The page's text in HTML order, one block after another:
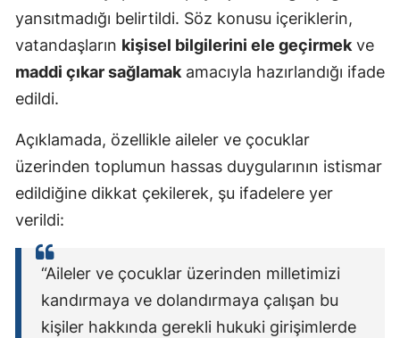
yansıtmadığı belirtildi. Söz konusu içeriklerin,
vatandaşların kişisel bilgilerini ele geçirmekve
maddi çıkar sağlamakamacıyla hazırlandığı ifade
edildi.
Açıklamada, özellikle aileler ve çocuklar
üzerinden toplumun hassas duygularının istismar
edildiğine dikkat çekilerek, şu ifadelere yer
verildi:
“Aileler ve çocuklar üzerinden milletimizi
kandırmaya ve dolandırmaya çalışan bu
kişiler hakkında gerekli hukuki girişimlerde